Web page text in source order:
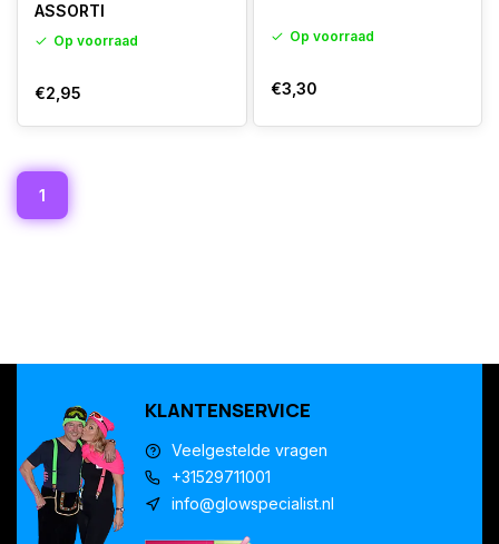
ASSORTI
Op voorraad
€2,95
Op voorraad
€3,30
1
KLANTENSERVICE
Veelgestelde vragen
+31529711001
info@glowspecialist.nl